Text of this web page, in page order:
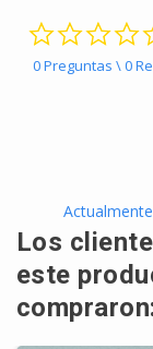
0 Preguntas \ 0
Los
este